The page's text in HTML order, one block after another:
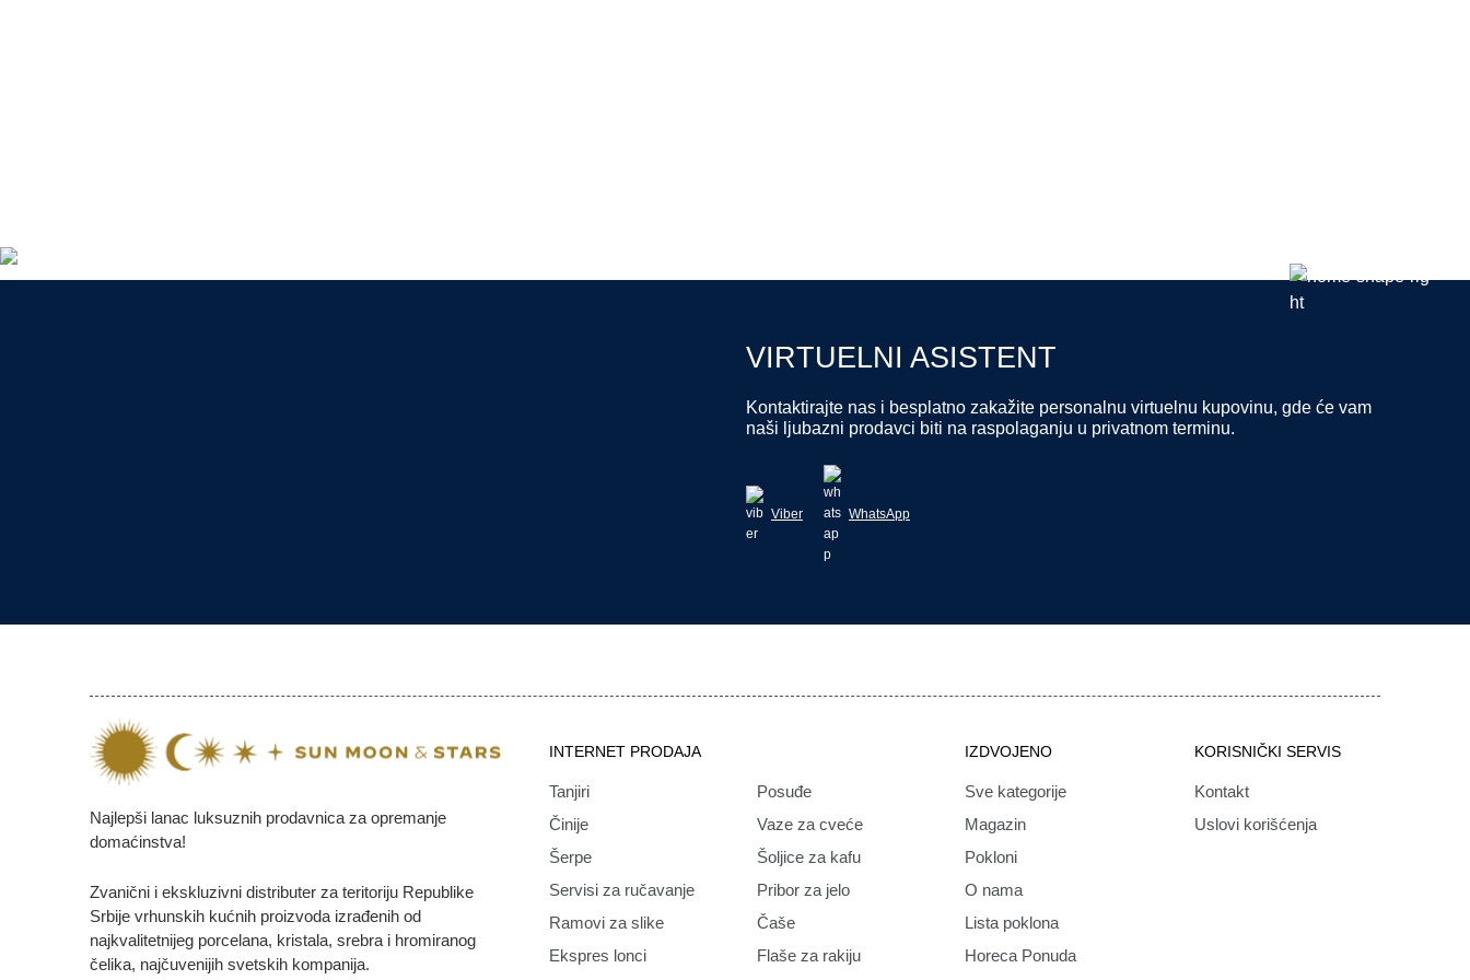
VIRTUELNI ASISTENT
Kontaktirajte nas i besplatno zakažite personalnu virtuelnu kupovinu, gde će vam
naši ljubazni prodavci biti na raspolaganju u privatnom terminu.
Viber WhatsApp
Najlepši lanac luksuznih prodavnica za opremanje
domaćinstva!
Zvanični i ekskluzivni distributer za teritoriju Republike
Srbije vrhunskih kućnih proizvoda izrađenih od
najkvalitetnijeg porcelana, kristala, srebra i hromiranog
čelika, najčuvenijih svetskih kompanija.
INTERNET PRODAJA
Tanjiri
Činije
Šerpe
Servisi za ručavanje
Ramovi za slike
Ekspres lonci
Posuđe
Vaze za cveće
Šoljice za kafu
Pribor za jelo
Čaše
Flaše za rakiju
IZDVOJENO
Sve kategorije
Magazin
Pokloni
O nama
Lista poklona
Horeca Ponuda
KORISNIČKI SERVIS
Kontakt
Uslovi korišćenja